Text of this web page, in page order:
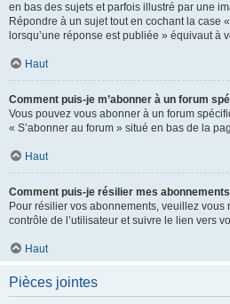
en bas des sujets et parfois illustré par une
Répondre à un sujet tout en cochant la case
lorsqu’une réponse est publiée » équivaut à
Haut
Comment puis-je m’abonner à un forum
Vous pouvez vous abonner à un forum
« S’abonner au forum » situé en bas de la
Haut
Comment puis-je résilier mes
Pour résilier vos abonnements, veuillez
contrôle de l’utilisateur et suivre le lien vers
Haut
Pièces jointes